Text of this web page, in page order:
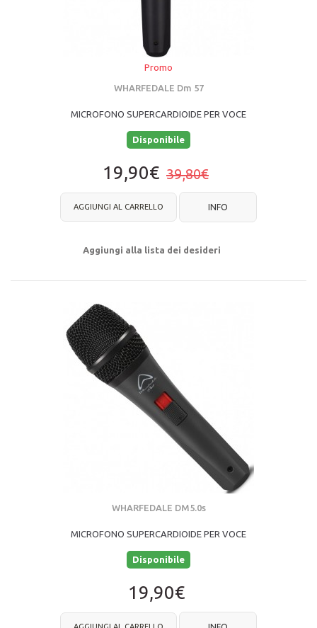
Promo
WHARFEDALE Dm 57
MICROFONO SUPERCARDIOIDE PER VOCE
Disponibile
19,90€ 39,80€
AGGIUNGI AL CARRELLO INFO
Aggiungi alla lista dei desideri
WHARFEDALE DM5.0s
MICROFONO SUPERCARDIOIDE PER VOCE
Disponibile
19,90€